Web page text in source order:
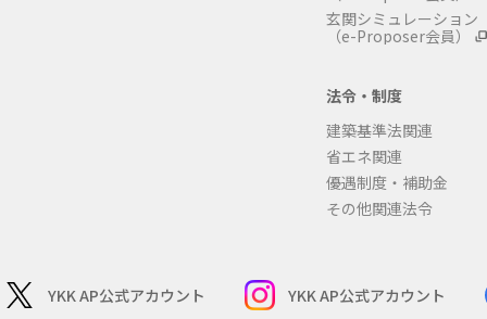
玄関シミュレーション
（e-Proposer会員）
法令・制度
建築基準法関連
省エネ関連
優遇制度・補助金
その他関連法令
YKK AP公式アカウント YKK AP公式アカウント